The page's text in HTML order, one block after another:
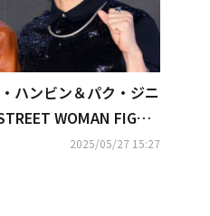
ハンビン＆パク・ジニ
WOMAN FIGHT
2025/05/27 15:27